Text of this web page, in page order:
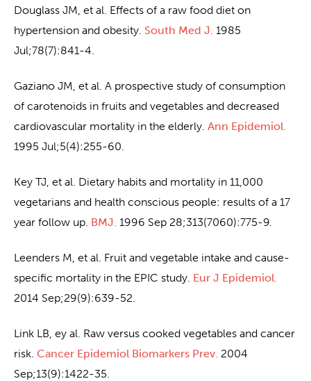
Douglass JM, et al. Effects of a raw food diet on
hypertension and obesity. South Med J. 1985
Jul;78(7):841-4.
Gaziano JM, et al. A prospective study of consumption
of carotenoids in fruits and vegetables and decreased
cardiovascular mortality in the elderly. Ann Epidemiol.
1995 Jul;5(4):255-60.
Key TJ, et al. Dietary habits and mortality in 11,000
vegetarians and health conscious people: results of a 17
year follow up. BMJ. 1996 Sep 28;313(7060):775-9.
Leenders M, et al. Fruit and vegetable intake and cause-
specific mortality in the EPIC study. Eur J Epidemiol.
2014 Sep;29(9):639-52.
Link LB, ey al. Raw versus cooked vegetables and cancer
risk. Cancer Epidemiol Biomarkers Prev. 2004
Sep;13(9):1422-35.